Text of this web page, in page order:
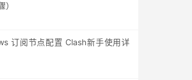
）
订阅节点配置 Clash新手使用详